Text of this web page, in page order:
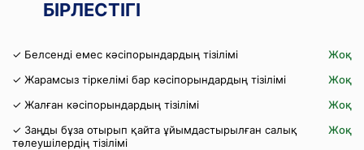
БІРЛЕСТІГІ
✓ Белсенді емес кәсіпорындардың тізілімі
Жоқ
✓ Жарамсыз тіркелімі бар кәсіпорындардың тізілімі
Жоқ
✓ Жалған кәсіпорындардың тізілімі
Жоқ
✓ Заңды бұза отырып қайта ұйымдастырылған салық
төлеушілердің тізілімі
Жоқ